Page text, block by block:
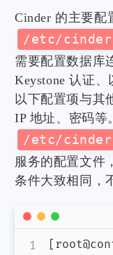
Cinder 的主要配
/etc/
需要配置数据库
Keystone 认证、
以下配置项与其
IP 地址、密码等
/etc/
服务的配置文件
条件大致相同，
[